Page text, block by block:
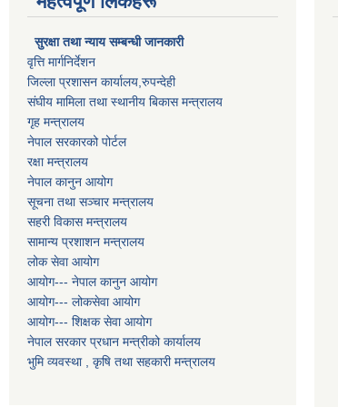
सुरक्षा तथा न्याय सम्बन्धी जानकारी
वृत्ति मार्गनिर्देशन
जिल्ला प्रशासन कार्यालय,रुपन्देही
संघीय मामिला तथा स्थानीय बिकास मन्त्रालय
गृह मन्त्रालय
नेपाल सरकारको पोर्टल
रक्षा मन्त्रालय
नेपाल कानुन आयोग
सूचना तथा सञ्चार मन्त्रालय
सहरी विकास मन्त्रालय
सामान्य प्रशाशन मन्त्रालय
लोक सेवा आयोग
आयोग--- नेपाल कानुन आयोग
आयोग--- लोकसेवा आयोग
आयोग--- शिक्षक सेवा आयोग
नेपाल सरकार प्रधान मन्त्रीको कार्यालय
भुमि व्यवस्था , कृषि तथा सहकारी मन्त्रालय